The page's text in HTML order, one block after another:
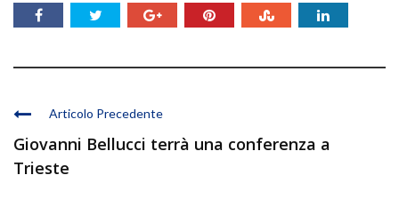
Articolo Precedente
Giovanni Bellucci terrà una conferenza a
Trieste